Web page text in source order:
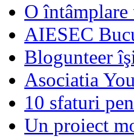
O întâmplare
AIESEC
Blogunteer
Asociatia
10 sfaturi
Un proiect